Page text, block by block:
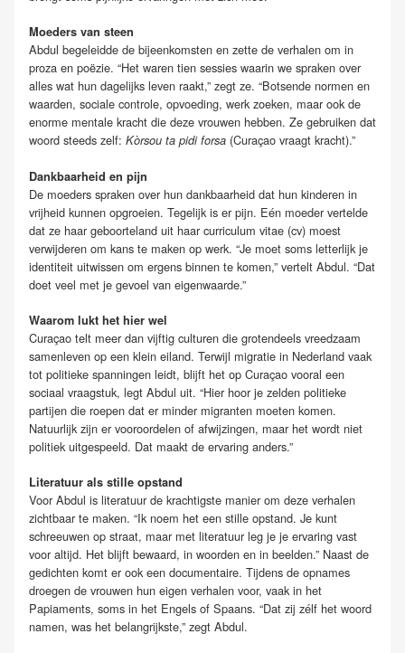
Moeders van steen
Abdul begeleidde de bijeenkomsten en zette de verhalen om in
proza en poëzie. “Het waren tien sessies waarin we spraken over
alles wat hun dagelijks leven raakt,” zegt ze. “Botsende normen en
waarden, sociale controle, opvoeding, werk zoeken, maar ook de
enorme mentale kracht die deze vrouwen hebben. Ze gebruiken dat
woord steeds zelf: Kòrsou ta pidi forsa (Curaçao vraagt kracht).”
Dankbaarheid en pijn
De moeders spraken over hun dankbaarheid dat hun kinderen in
vrijheid kunnen opgroeien. Tegelijk is er pijn. Eén moeder vertelde
dat ze haar geboorteland uit haar curriculum vitae (cv) moest
verwijderen om kans te maken op werk. “Je moet soms letterlijk je
identiteit uitwissen om ergens binnen te komen,” vertelt Abdul. “Dat
doet veel met je gevoel van eigenwaarde.”
Waarom lukt het hier wel
Curaçao telt meer dan vijftig culturen die grotendeels vreedzaam
samenleven op een klein eiland. Terwijl migratie in Nederland vaak
tot politieke spanningen leidt, blijft het op Curaçao vooral een
sociaal vraagstuk, legt Abdul uit. “Hier hoor je zelden politieke
partijen die roepen dat er minder migranten moeten komen.
Natuurlijk zijn er vooroordelen of afwijzingen, maar het wordt niet
politiek uitgespeeld. Dat maakt de ervaring anders.”
Literatuur als stille opstand
Voor Abdul is literatuur de krachtigste manier om deze verhalen
zichtbaar te maken. “Ik noem het een stille opstand. Je kunt
schreeuwen op straat, maar met literatuur leg je je ervaring vast
voor altijd. Het blijft bewaard, in woorden en in beelden.” Naast de
gedichten komt er ook een documentaire. Tijdens de opnames
droegen de vrouwen hun eigen verhalen voor, vaak in het
Papiaments, soms in het Engels of Spaans. “Dat zij zélf het woord
namen, was het belangrijkste,” zegt Abdul.